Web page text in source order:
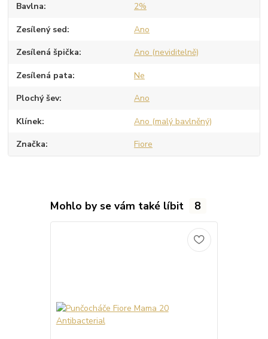
Bavlna 2%
Zesílený sed Ano
Zesílená špička Ano (neviditelně)
Zesílená pata Ne
Plochý šev Ano
Klínek Ano (malý bavlněný)
Značka Fiore
Mohlo by se vám také líbit 8